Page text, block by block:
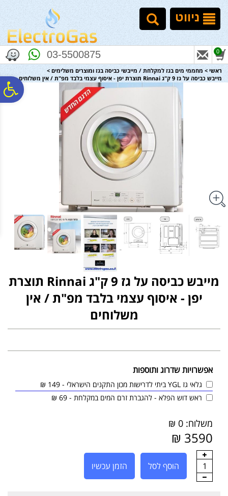
נגישות
אתר
המרכזי
ניווט
03-5500875 0
ראשי > מחממי מים בגז למקלחת / מייבשי כביסה בגז ומוצרים משלימים >
מייבש כביסה על גז 9 ק"ג Rinnai תוצרת יפן - איסוף עצמי בלבד מפ"ת / אין משלוחים
מייבש כביסה על גז 9 ק"ג Rinnai תוצרת
יפן - איסוף עצמי בלבד מפ"ת / אין
משלוחים
אפשרויות שדרוג ותוספות
גלאי גז YGL ביתי לדרישות מכון התקנים הישראלי - 149 ₪
ראש דוש הפלא - להגברת זרם המים במקלחת - 69 ₪
משלוח: 0 ₪
3590 ₪
1 הוסף לסל הזמן עכשיו